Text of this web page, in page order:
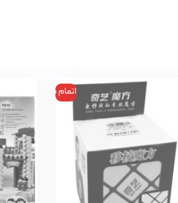
اتمام موجودی